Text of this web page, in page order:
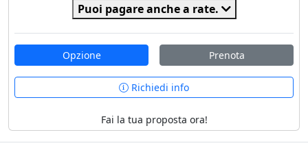
Puoi pagare anche a rate.
Opzione Prenota
Richiedi info
Fai la tua proposta ora!